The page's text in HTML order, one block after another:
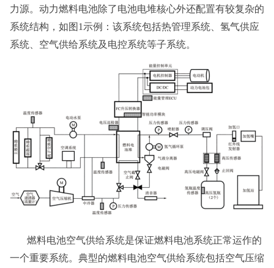
力源。动力燃料电池除了电池电堆核心外还配置有较复杂的
系统结构，如图1示例：该系统包括热管理系统、氢气供应
系统、空气供给系统及电控系统等子系统。
燃料电池空气供给系统是保证燃料电池系统正常运作的
一个重要系统。典型的燃料电池空气供给系统包括空气压缩